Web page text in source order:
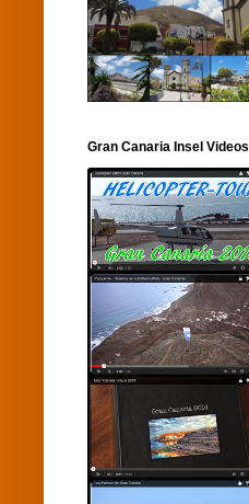
Gran Canaria Insel Videos